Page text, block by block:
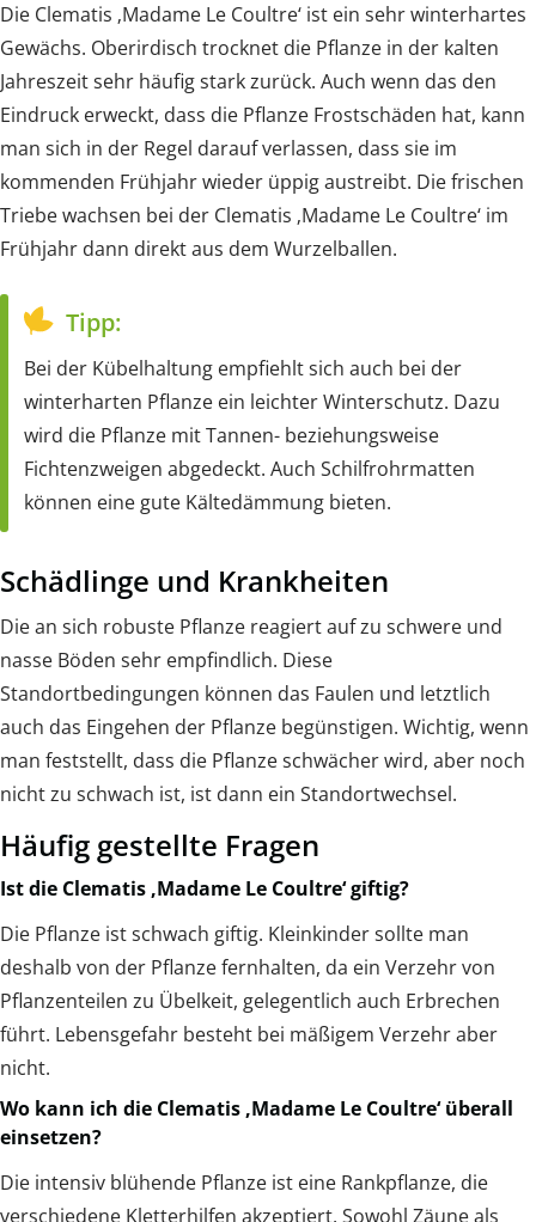
Die Clematis ‚Madame Le Coultre‘ ist ein sehr winterhartes
Gewächs. Oberirdisch trocknet die Pflanze in der kalten
Jahreszeit sehr häufig stark zurück. Auch wenn das den
Eindruck erweckt, dass die Pflanze Frostschäden hat, kann
man sich in der Regel darauf verlassen, dass sie im
kommenden Frühjahr wieder üppig austreibt. Die frischen
Triebe wachsen bei der Clematis ‚Madame Le Coultre‘ im
Frühjahr dann direkt aus dem Wurzelballen.
Tipp:
Bei der Kübelhaltung empfiehlt sich auch bei der
winterharten Pflanze ein leichter Winterschutz. Dazu
wird die Pflanze mit Tannen- beziehungsweise
Fichtenzweigen abgedeckt. Auch Schilfrohrmatten
können eine gute Kältedämmung bieten.
Schädlinge und Krankheiten
Die an sich robuste Pflanze reagiert auf zu schwere und
nasse Böden sehr empfindlich. Diese
Standortbedingungen können das Faulen und letztlich
auch das Eingehen der Pflanze begünstigen. Wichtig, wenn
man feststellt, dass die Pflanze schwächer wird, aber noch
nicht zu schwach ist, ist dann ein Standortwechsel.
Häufig gestellte Fragen
Ist die Clematis ‚Madame Le Coultre‘ giftig?
Die Pflanze ist schwach giftig. Kleinkinder sollte man
deshalb von der Pflanze fernhalten, da ein Verzehr von
Pflanzenteilen zu Übelkeit, gelegentlich auch Erbrechen
führt. Lebensgefahr besteht bei mäßigem Verzehr aber
nicht.
Wo kann ich die Clematis ‚Madame Le Coultre‘ überall
einsetzen?
Die intensiv blühende Pflanze ist eine Rankpflanze, die
verschiedene Kletterhilfen akzeptiert. Sowohl Zäune als